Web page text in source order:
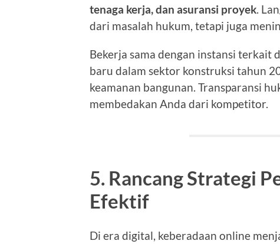
tenaga kerja, dan asuransi proyek .
dari masalah hukum, tetapi juga
Bekerja sama dengan instansi terkait
baru dalam sektor konstruksi tahun
keamanan bangunan. Transparansi
membedakan Anda dari kompetitor.
5. Rancang Strategi
Efektif
Di era digital, keberadaan online